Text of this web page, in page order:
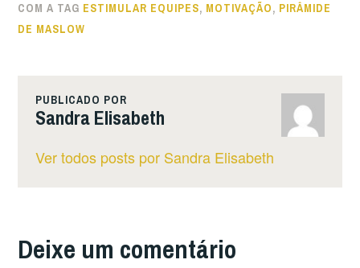
COM A TAG ESTIMULAR EQUIPES, MOTIVAÇÃO, PIRÂMIDE
DE MASLOW
PUBLICADO POR
Sandra Elisabeth
Ver todos posts por Sandra Elisabeth
Deixe um comentário